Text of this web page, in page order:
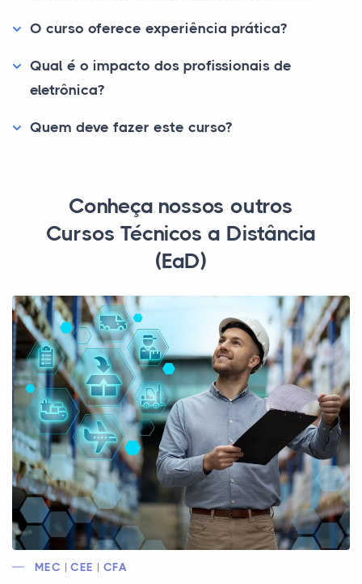
O curso oferece experiência prática?
Qual é o impacto dos profissionais de
eletrônica?
Quem deve fazer este curso?
Conheça nossos outros
Cursos Técnicos a Distância
(EaD)
MEC | CEE | CFA